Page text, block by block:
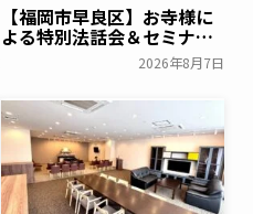
【福岡市早良区】お寺様に
よる特別法話会＆セミナー
特典「無料試食会」を8月
18日(月)にシティホール飯
倉にて開催！～ベルコ～
一般公開
2026年8月7日